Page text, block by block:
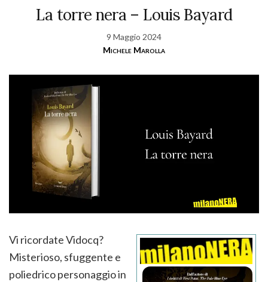
La torre nera – Louis Bayard
9 Maggio 2024
Michele Marolla
Vi ricordate Vidocq?
Misterioso, sfuggente e
poliedrico personaggio in